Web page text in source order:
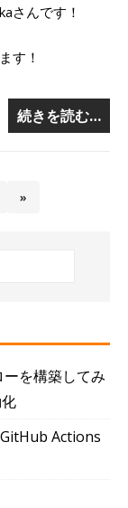
さんです！
す！
続きを読む…
»
を構築してみ
Actions